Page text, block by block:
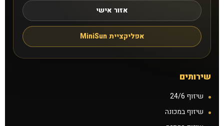
זכיינות
הצעת נכס להשכרה
אזור אישי
אפליקציית MiniSun
שירותים
שיזוף 24/6
שיזוף במכונה